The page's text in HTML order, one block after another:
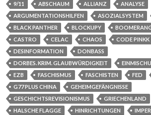
9/11 ABSCHAUM ALLIANZ ANALYSE
ARGUMENTATIONSHILFEN
ASOZIALSYSTEM
BLACK PANTHER
BLOCKUPY
CASTRO
CELAC CHAOS CODE PINKK
DESINFORMATION
DONBASS
DORBES. KRIM. GLAUBWÜRDIGKEIT
EZB
FASCHISMUS FASCHISTEN FED
G77 PLUS CHINA
GEHEIMGEFÄNGNISSE
GESCHICHTSREVISIONISMUS
GRIECHENLAND
HALSCHE FLAGGE
HINRICHTUNGEN